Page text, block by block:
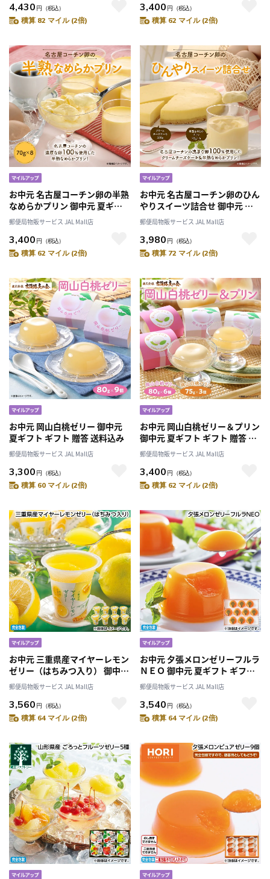
4,430 円 （税込）
積算 82 マイル (2倍)
3,400 円 （税込）
積算 62 マイル (2倍)
お中元 名古屋コーチン卵の半熟
なめらかプリン 御中元 夏ギフ
ト ギフト 贈答 送料込み
郵便局物販サービス JAL Mall店
3,400 円 （税込）
積算 62 マイル (2倍)
お中元 名古屋コーチン卵のひん
やりスイーツ詰合せ 御中元 夏
ギフト ギフト 贈答 送料込み
郵便局物販サービス JAL Mall店
3,980 円 （税込）
積算 72 マイル (2倍)
お中元 岡山白桃ゼリー 御中元
夏ギフト ギフト 贈答 送料込み
郵便局物販サービス JAL Mall店
3,300 円 （税込）
積算 60 マイル (2倍)
お中元 岡山白桃ゼリー＆プリン
御中元 夏ギフト ギフト 贈答 送
料込み
郵便局物販サービス JAL Mall店
3,400 円 （税込）
積算 62 マイル (2倍)
お中元 三重県産マイヤーレモン
ゼリー（はちみつ入り） 御中元
夏ギフト ギフト 贈答 送料込み
郵便局物販サービス JAL Mall店
3,560 円 （税込）
積算 64 マイル (2倍)
お中元 夕張メロンゼリーフルラ
ＮＥＯ 御中元 夏ギフト ギフト
贈答 送料込み
郵便局物販サービス JAL Mall店
3,540 円 （税込）
積算 64 マイル (2倍)